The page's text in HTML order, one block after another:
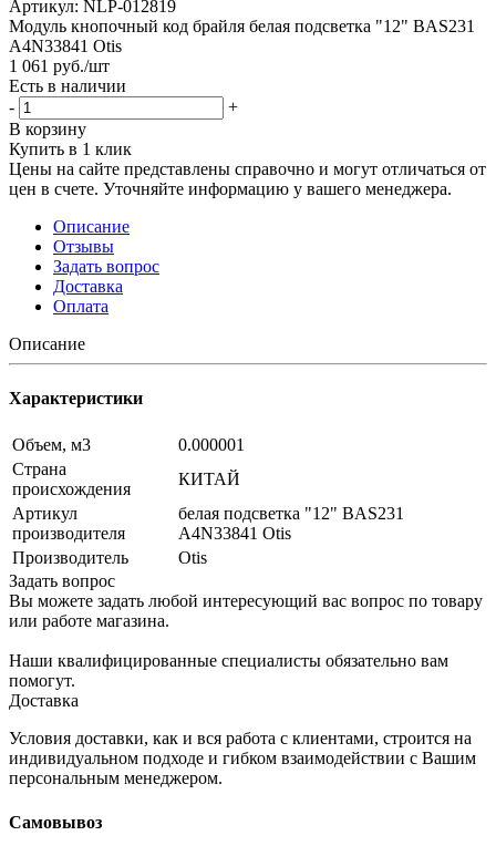
Артикул: NLP-012819
Модуль кнопочный код брайля белая подсветка "12" BAS231
A4N33841 Otis
1 061 руб./шт
Есть в наличии
-
+
В корзину
Купить в 1 клик
Цены на сайте представлены справочно и могут отличаться от
цен в счете. Уточняйте информацию у вашего менеджера.
Описание
Отзывы
Задать вопрос
Доставка
Оплата
Описание
Характеристики
Объем, м3
0.000001
Страна
происхождения
КИТАЙ
Артикул
производителя
белая подсветка "12" BAS231
A4N33841 Otis
Производитель
Otis
Задать вопрос
Вы можете задать любой интересующий вас вопрос по товару
или работе магазина.
Наши квалифицированные специалисты обязательно вам
помогут.
Доставка
Условия доставки, как и вся работа с клиентами, строится на
индивидуальном подходе и гибком взаимодействии с Вашим
персональным менеджером.
Самовывоз